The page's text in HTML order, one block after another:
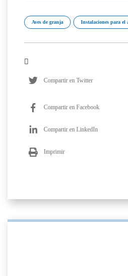
Aves de granja Instalaciones para el
Compartir en Twitter
Compartir en Facebook
Compartir en LinkedIn
Imprimir